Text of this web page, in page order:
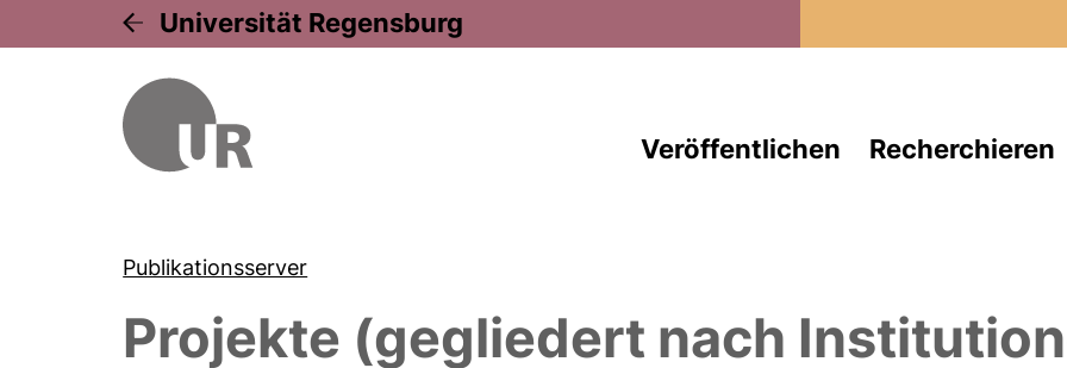
Universität Regensburg
Veröffentlichen Recherchieren
Publikationsserver
Projekte (gegliedert nach